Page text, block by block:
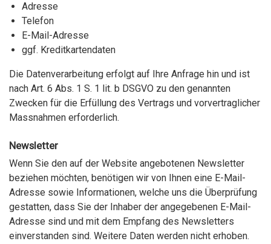
Adresse
Telefon
E-Mail-Adresse
ggf. Kreditkartendaten
Die Datenverarbeitung erfolgt auf Ihre Anfrage hin und ist
nach Art. 6 Abs. 1 S. 1 lit. b DSGVO zu den genannten
Zwecken für die Erfüllung des Vertrags und vorvertraglicher
Massnahmen erforderlich.
Newsletter
Wenn Sie den auf der Website angebotenen Newsletter
beziehen möchten, benötigen wir von Ihnen eine E-Mail-
Adresse sowie Informationen, welche uns die Überprüfung
gestatten, dass Sie der Inhaber der angegebenen E-Mail-
Adresse sind und mit dem Empfang des Newsletters
einverstanden sind. Weitere Daten werden nicht erhoben.